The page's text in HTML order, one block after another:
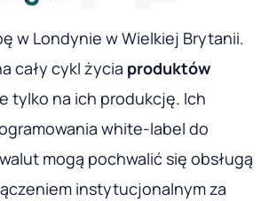
w Londynie w Wielkiej Brytanii.
cały cykl życia produktów
tylko na ich produkcję. Ich
white-label do
mogą pochwalić się obsługą
instytucjonalnym za